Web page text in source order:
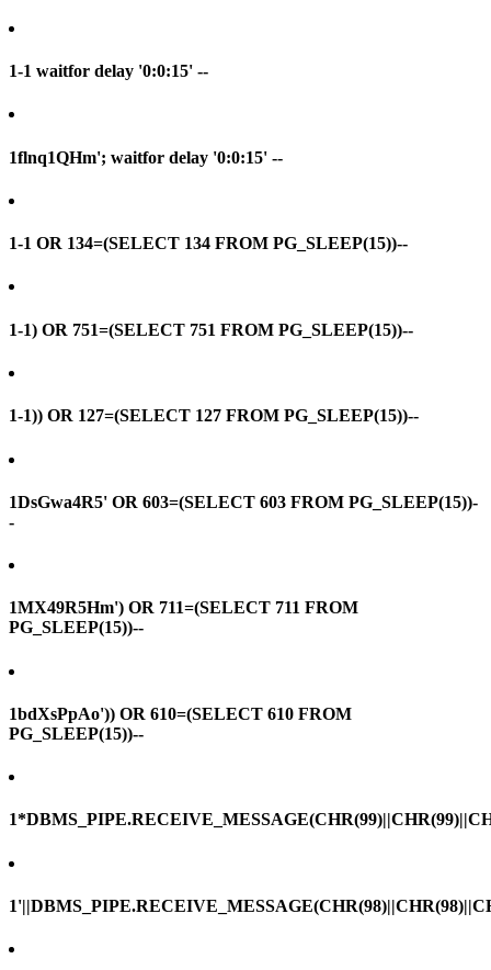
1-1 waitfor delay '0:0:15' --
1flnq1QHm'; waitfor delay '0:0:15' --
1-1 OR 134=(SELECT 134 FROM PG_SLEEP(15))--
1-1) OR 751=(SELECT 751 FROM PG_SLEEP(15))--
1-1)) OR 127=(SELECT 127 FROM PG_SLEEP(15))--
1DsGwa4R5' OR 603=(SELECT 603 FROM PG_SLEEP(15))-
-
1MX49R5Hm') OR 711=(SELECT 711 FROM
PG_SLEEP(15))--
1bdXsPpAo')) OR 610=(SELECT 610 FROM
PG_SLEEP(15))--